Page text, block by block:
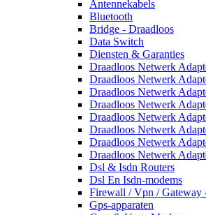
Antennekabels
Bluetooth
Bridge - Draadloos
Data Switch
Diensten & Garanties
Draadloos Netwerk
Draadloos Netwerk
Draadloos Netwerk
Draadloos Netwerk
Draadloos Netwerk
Draadloos Netwerk
Draadloos Netwerk
Draadloos Netwerk
Dsl & Isdn Routers
Dsl En Isdn-modems
Firewall / Vpn / Gateway
Gps-apparaten